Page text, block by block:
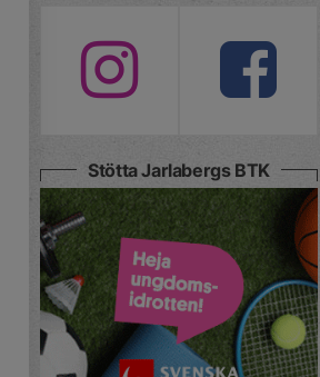
Stötta Jarlabergs BTK